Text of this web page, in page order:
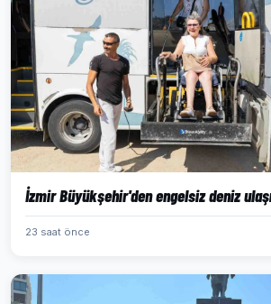
İzmir Büyükşehir'den engelsiz deniz
23 saat önce